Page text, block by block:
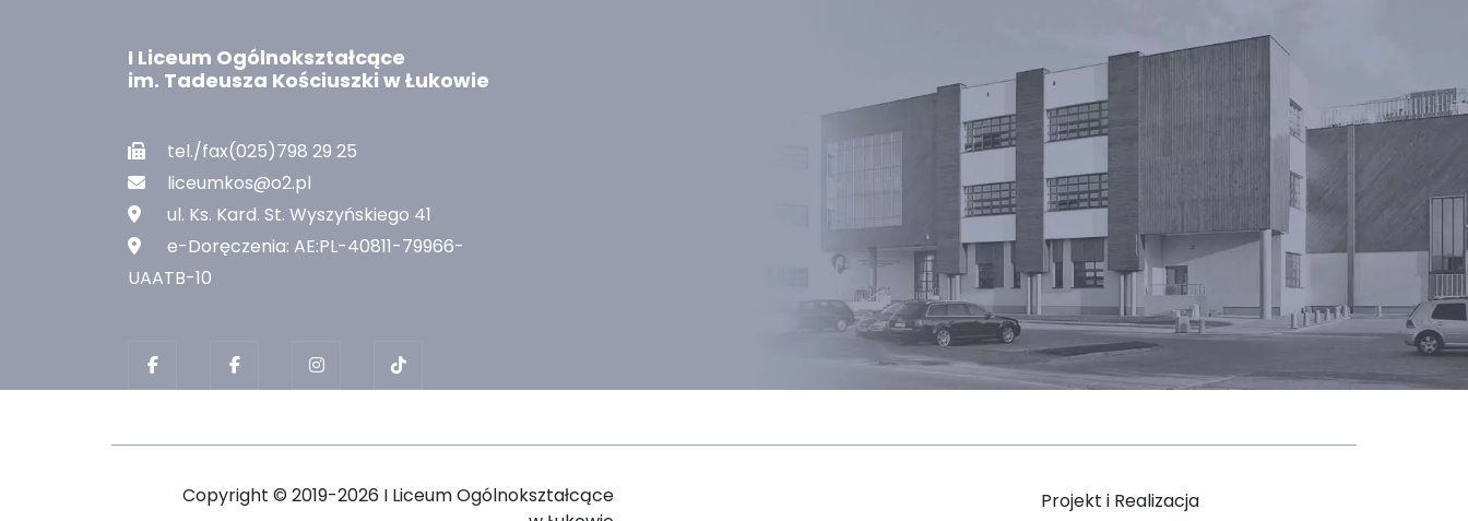
I Liceum Ogólnokształcące
im. Tadeusza Kościuszki w Łukowie
tel./fax(025)798 29 25
liceumkos@o2.pl
ul. Ks. Kard. St. Wyszyńskiego 41
e-Doręczenia: AE:PL-40811-79966-
UAATB-10
Copyright © 2019-2026 I Liceum Ogólnokształcące
Projekt i Realizacja